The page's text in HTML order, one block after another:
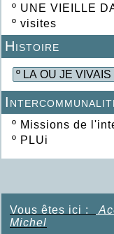
º UNE VIEILLE
º visites
Histoire
º Missions de
º PLUi
Vous êtes ici :
Michel